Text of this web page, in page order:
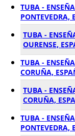
TUBA -
PONTEVEDRA,
TUBA -
OURENSE,
TUBA -
CORUÑA,
TUBA -
CORUÑA,
TUBA -
PONTEVEDRA,